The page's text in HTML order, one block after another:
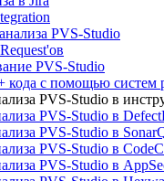
PVS-Studio
PVS-Studio
кода с помощью систем
PVS-Studio в
PVS-Studio в
PVS-Studio в
PVS-Studio в
PVS-Studio в